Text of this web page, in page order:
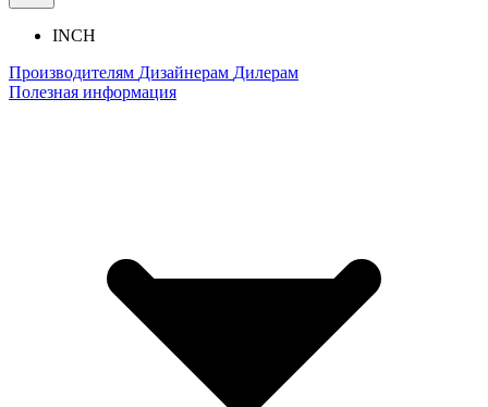
INCH
Производителям Дизайнерам Дилерам
Полезная информация